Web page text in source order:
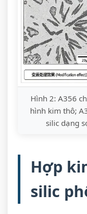
Hình 2: A356
hình kim thô;
silic dạng
Hợp
silic